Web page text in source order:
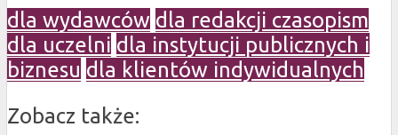
dla wydawców dla redakcji czasopism
dla uczelni dla instytucji publicznych i
biznesu dla klientów indywidualnych
Zobacz także: